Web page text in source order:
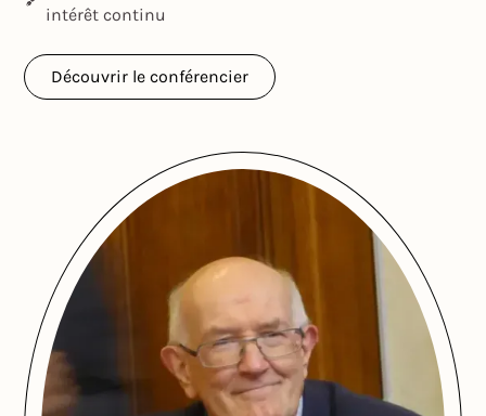
intérêt continu
Découvrir le conférencier